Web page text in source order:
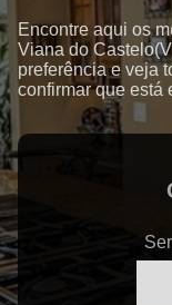
Encontre aqui os
Viana do
preferência e veja
confirmar que está